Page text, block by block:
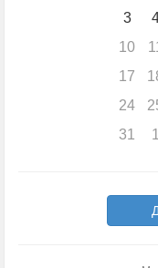
3
10
11
17
24
31
1